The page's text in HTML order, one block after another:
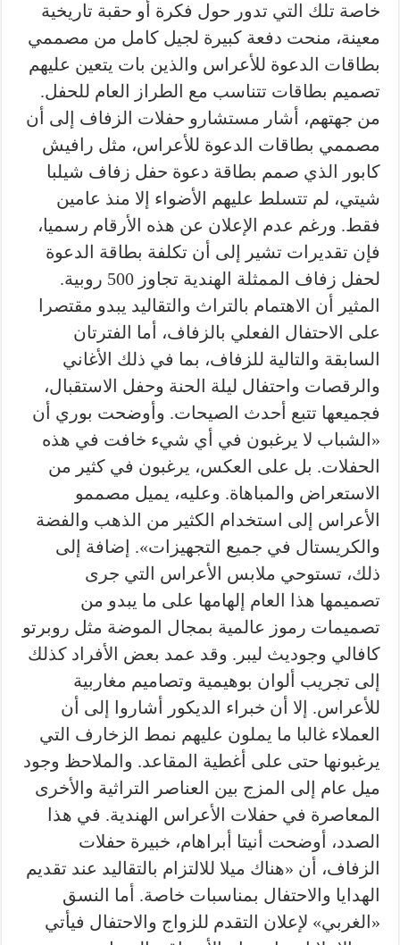
خاصة تلك التي تدور حول فكرة أو حقبة تاريخية
معينة، منحت دفعة كبيرة لجيل كامل من مصممي
بطاقات الدعوة للأعراس والذين بات يتعين عليهم
تصميم بطاقات تتناسب مع الطراز العام للحفل.
من جهتهم، أشار مستشارو حفلات الزفاف إلى أن
مصممي بطاقات الدعوة للأعراس، مثل رافيش
كابور الذي صمم بطاقة دعوة حفل زفاف شيلبا
شيتي، لم تتسلط عليهم الأضواء إلا منذ عامين
فقط. ورغم عدم الإعلان عن هذه الأرقام رسميا،
فإن تقديرات تشير إلى أن تكلفة بطاقة الدعوة
لحفل زفاف الممثلة الهندية تجاوز 500 روبية.
المثير أن الاهتمام بالتراث والتقاليد يبدو مقتصرا
على الاحتفال الفعلي بالزفاف، أما الفترتان
السابقة والتالية للزفاف، بما في ذلك الأغاني
والرقصات واحتفال ليلة الحنة وحفل الاستقبال،
فجميعها تتبع أحدث الصيحات. وأوضحت بوري أن
«الشباب لا يرغبون في أي شيء خافت في هذه
الحفلات. بل على العكس، يرغبون في كثير من
الاستعراض والمباهاة. وعليه، يميل مصممو
الأعراس إلى استخدام الكثير من الذهب والفضة
والكريستال في جميع التجهيزات». إضافة إلى
ذلك، تستوحي ملابس الأعراس التي جرى
تصميمها هذا العام إلهامها على ما يبدو من
تصميمات رموز عالمية بمجال الموضة مثل روبرتو
كافالي وجوديث ليبر. وقد عمد بعض الأفراد كذلك
إلى تجريب ألوان بوهيمية وتصاميم مغاربية
للأعراس. إلا أن خبراء الديكور أشاروا إلى أن
العملاء غالبا ما يملون عليهم نمط الزخارف التي
يرغبونها حتى على أغطية المقاعد. والملاحظ وجود
ميل عام إلى المزج بين العناصر التراثية والأخرى
المعاصرة في حفلات الأعراس الهندية. في هذا
الصدد، أوضحت أنيتا أبراهام، خبيرة حفلات
الزفاف، أن «هناك ميلا للالتزام بالتقاليد عند تقديم
الهدايا والاحتفال بمناسبات خاصة. أما النسق
«الغربي» لإعلان التقدم للزواج والاحتفال فيأتي